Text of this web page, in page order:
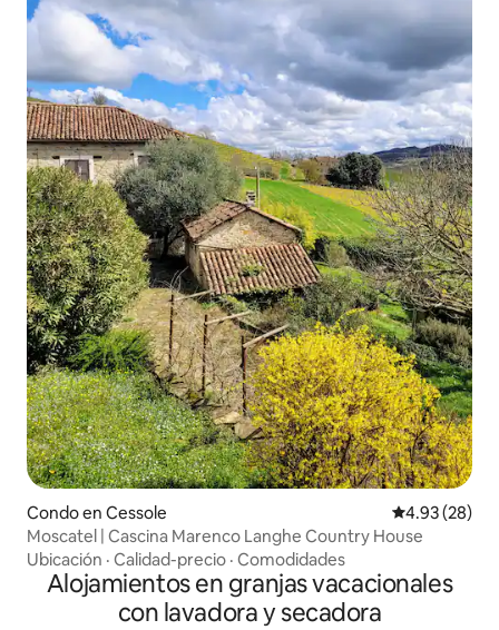
Condo en Cessole Calificación
4.93 (28)
Moscatel | Cascina Marenco Langhe Country House
Ubicación · Calidad-precio · Comodidades
Alojamientos en granjas vacacionales
con lavadora y secadora